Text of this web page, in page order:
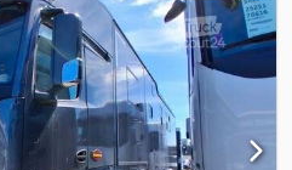
animalelor Walter Fuchs, 2
7,22 x 2,38 x 2,05 m, primul
camionul dumneavoastră
Vizualizare online prin WhatsApp
la adresa dumneavoastră în
internaționale, contra cost. La
calității de la distanță, efectuând